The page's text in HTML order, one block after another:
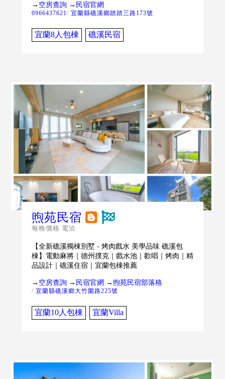
→ 空房查詢→ 民宿官網
0966437621 / 宜蘭縣礁溪鄉踏踏三路173號
宜蘭8人包棟 礁溪民宿
煦苑民宿
每晚價格 電洽
【全新礁溪獨棟別墅 - 烤肉戲水 美學品味 礁溪包
棟】電動麻將｜德州撲克｜戲水池｜歡唱｜烤肉｜精
品設計｜礁溪住宿｜宜蘭包棟推薦
→ 空房查詢→ 民宿官網 → 煦苑民宿部落格
/ 宜蘭縣礁溪鄉大竹圍路225號
宜蘭10人包棟 宜蘭Villa